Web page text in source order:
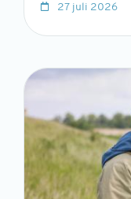
27 juli 2026